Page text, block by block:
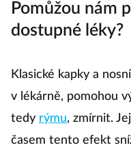
Pomůžou nám
dostupné léky?
Klasické kapky a
v lékárně, pomohou
tedy rýmu, zmírnit.
časem tento efekt